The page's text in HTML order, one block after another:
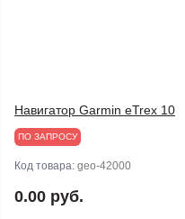
Навигатор Garmin eTrex 10
ПО ЗАПРОСУ
Код товара: geo-42000
0.00 руб.